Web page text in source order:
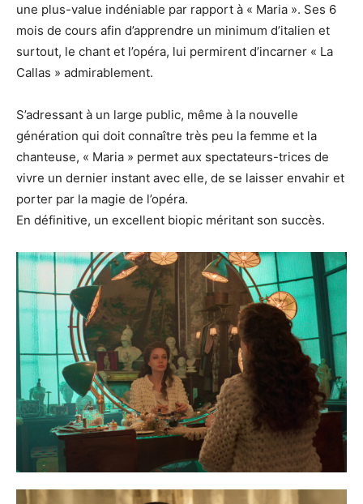
une plus-value indéniable par rapport à « Maria ». Ses 6
mois de cours afin d’apprendre un minimum d’italien et
surtout, le chant et l’opéra, lui permirent d’incarner « La
Callas » admirablement.
S’adressant à un large public, même à la nouvelle
génération qui doit connaître très peu la femme et la
chanteuse, « Maria » permet aux spectateurs-trices de
vivre un dernier instant avec elle, de se laisser envahir et
porter par la magie de l’opéra.
En définitive, un excellent biopic méritant son succès.